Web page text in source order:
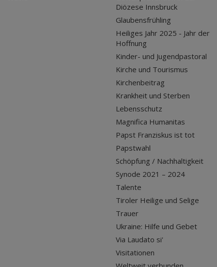
Diözese Innsbruck
Glaubensfrühling
Heiliges Jahr 2025 - Jahr der
Hoffnung
Kinder- und Jugendpastoral
Kirche und Tourismus
Kirchenbeitrag
Krankheit und Sterben
Lebensschutz
Magnifica Humanitas
Papst Franziskus ist tot
Papstwahl
Schöpfung / Nachhaltigkeit
Synode 2021 – 2024
Talente
Tiroler Heilige und Selige
Trauer
Ukraine: Hilfe und Gebet
Via Laudato si'
Visitationen